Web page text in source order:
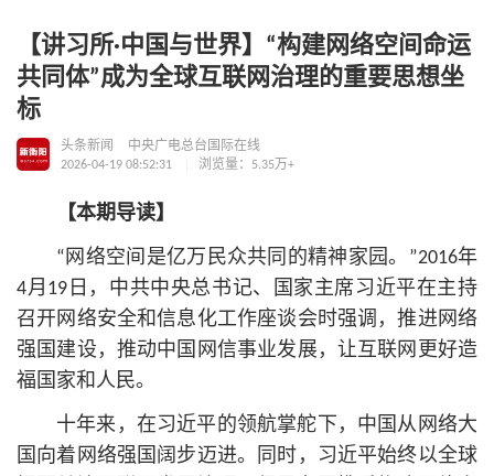
【讲习所·中国与世界】“构建网络空间命运
共同体”成为全球互联网治理的重要思想坐
标
头条新闻
中央广电总台国际在线
2026-04-19 08:52:31
浏览量：5.35万+
【本期导读】
“网络空间是亿万民众共同的精神家园。”2016年
4月19日，中共中央总书记、国家主席习近平在主持
召开网络安全和信息化工作座谈会时强调，推进网络
强国建设，推动中国网信事业发展，让互联网更好造
福国家和人民。
十年来，在习近平 的领航掌舵下，中国从网络大
国向着网络强国阔步迈进。同时，习近平始终以全球